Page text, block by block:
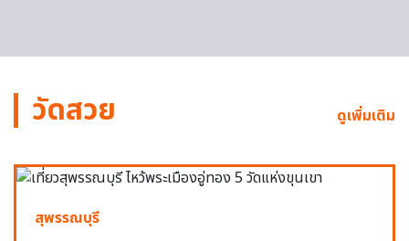
วัดสวย ดูเพิ่มเติม
สุพรรณบุรี